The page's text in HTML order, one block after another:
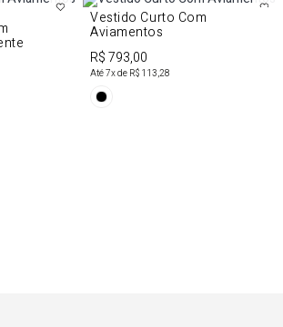
Vestido Curto Com
Aviamentos
R$ 793,00
Até7x de R$ 113,28